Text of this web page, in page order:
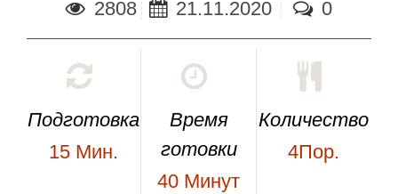
2808 21.11.2020 0
Подготовка
15 Мин.
Время
готовки
40 Минут
Количество
4Пор.